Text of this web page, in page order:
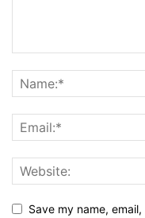
Save my name,